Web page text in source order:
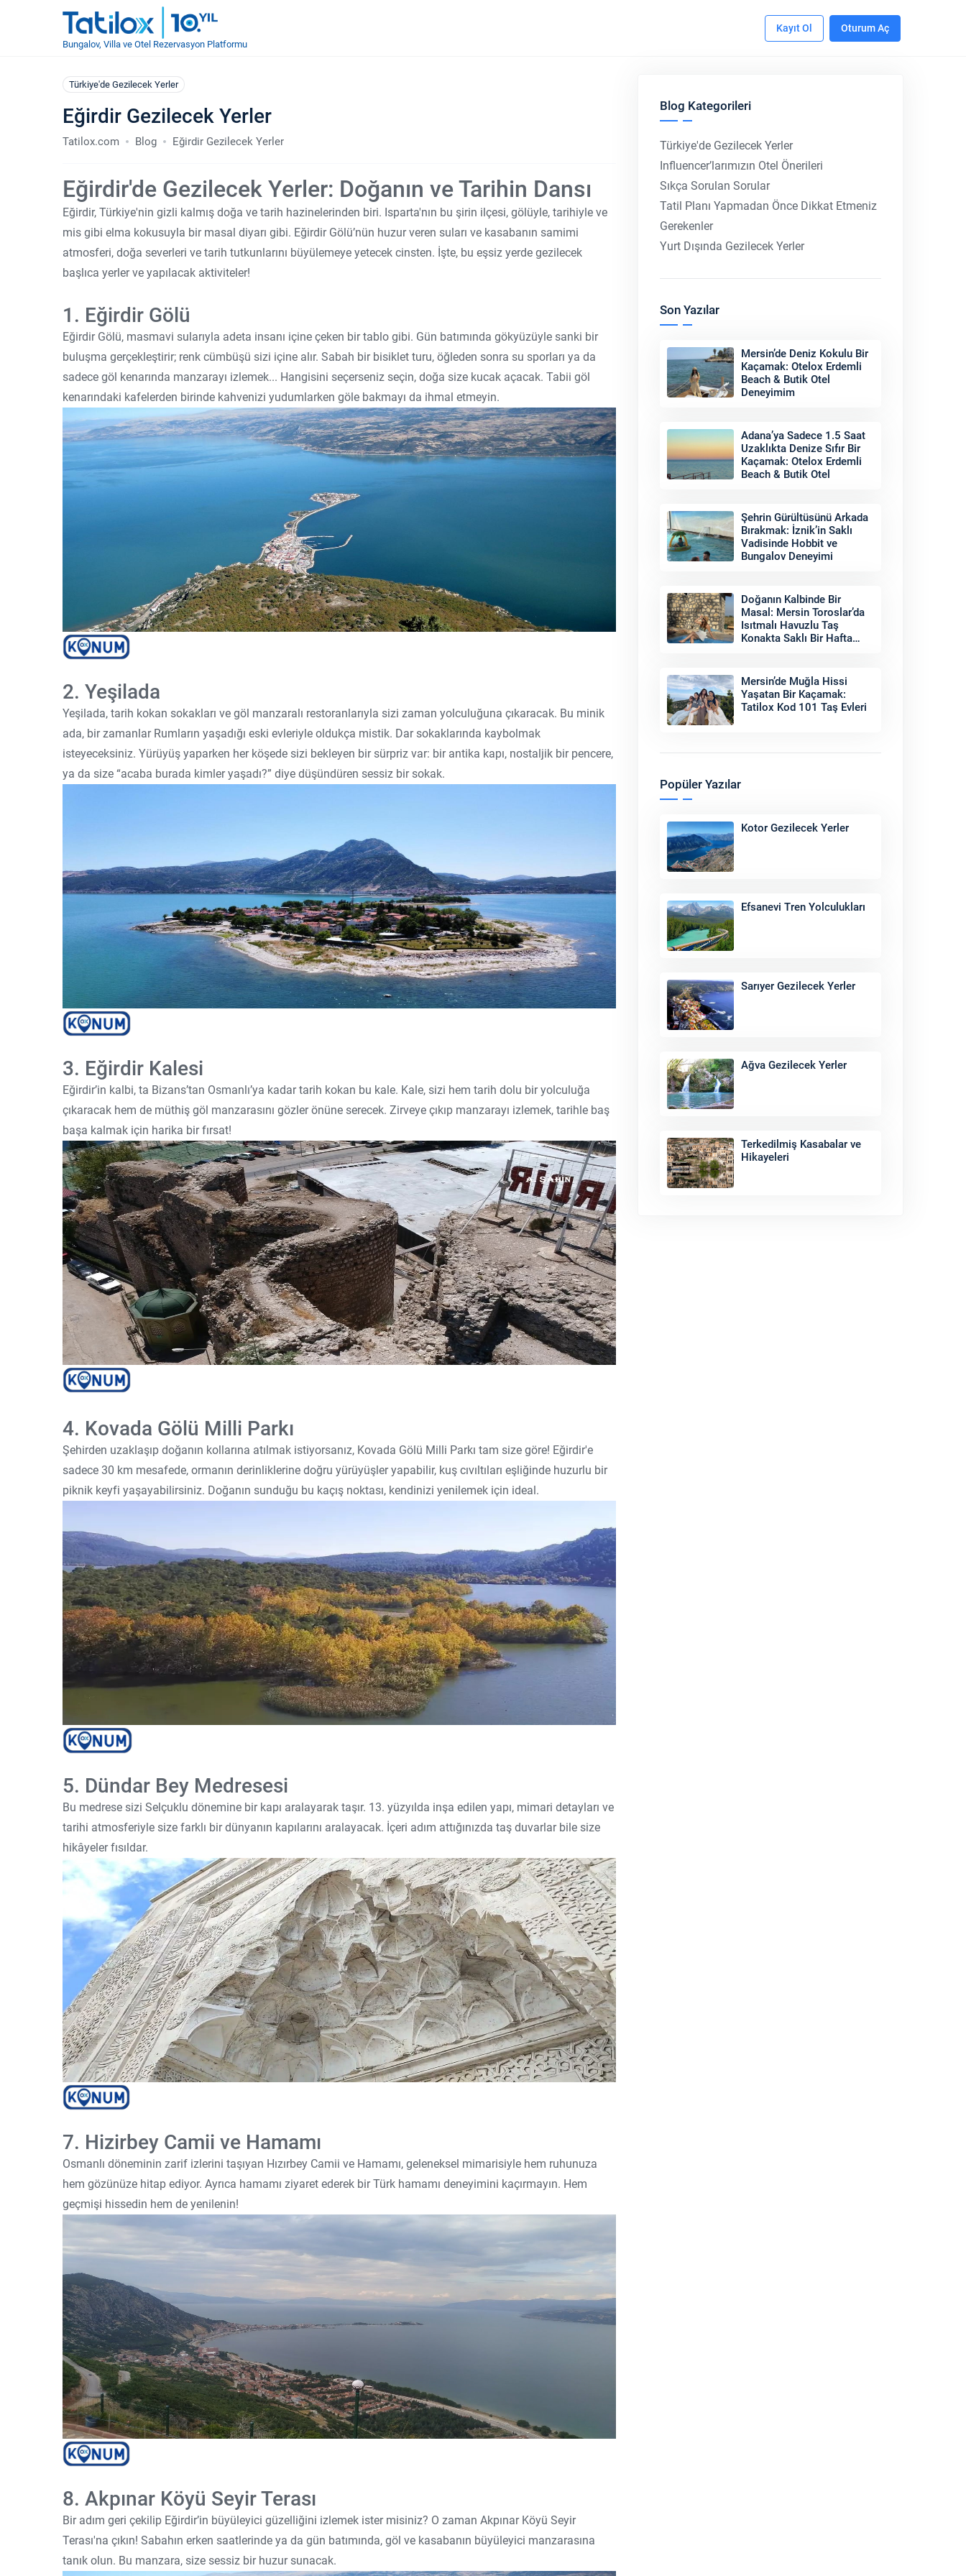
Bungalov, Villa ve Otel Rezervasyon Platformu
Kayıt Ol Oturum Aç
Türkiye'de Gezilecek Yerler
Eğirdir Gezilecek Yerler
Tatilox.com Blog Eğirdir Gezilecek Yerler
Eğirdir'de Gezilecek Yerler: Doğanın ve Tarihin Dansı
Eğirdir, Türkiye'nin gizli kalmış doğa ve tarih hazinelerinden biri. Isparta'nın bu şirin ilçesi, gölüyle, tarihiyle ve
mis gibi elma kokusuyla bir masal diyarı gibi. Eğirdir Gölü’nün huzur veren suları ve kasabanın samimi
atmosferi, doğa severleri ve tarih tutkunlarını büyülemeye yetecek cinsten. İşte, bu eşsiz yerde gezilecek
başlıca yerler ve yapılacak aktiviteler!
1. Eğirdir Gölü
Eğirdir Gölü, masmavi sularıyla adeta insanı içine çeken bir tablo gibi. Gün batımında gökyüzüyle sanki bir
buluşma gerçekleştirir; renk cümbüşü sizi içine alır. Sabah bir bisiklet turu, öğleden sonra su sporları ya da
sadece göl kenarında manzarayı izlemek... Hangisini seçerseniz seçin, doğa size kucak açacak. Tabii göl
kenarındaki kafelerden birinde kahvenizi yudumlarken göle bakmayı da ihmal etmeyin.
2. Yeşilada
Yeşilada, tarih kokan sokakları ve göl manzaralı restoranlarıyla sizi zaman yolculuğuna çıkaracak. Bu minik
ada, bir zamanlar Rumların yaşadığı eski evleriyle oldukça mistik. Dar sokaklarında kaybolmak
isteyeceksiniz. Yürüyüş yaparken her köşede sizi bekleyen bir sürpriz var: bir antika kapı, nostaljik bir pencere,
ya da size “acaba burada kimler yaşadı?” diye düşündüren sessiz bir sokak.
3. Eğirdir Kalesi
Eğirdir’in kalbi, ta Bizans’tan Osmanlı’ya kadar tarih kokan bu kale. Kale, sizi hem tarih dolu bir yolculuğa
çıkaracak hem de müthiş göl manzarasını gözler önüne serecek. Zirveye çıkıp manzarayı izlemek, tarihle baş
başa kalmak için harika bir fırsat!
4. Kovada Gölü Milli Parkı
Şehirden uzaklaşıp doğanın kollarına atılmak istiyorsanız, Kovada Gölü Milli Parkı tam size göre! Eğirdir'e
sadece 30 km mesafede, ormanın derinliklerine doğru yürüyüşler yapabilir, kuş cıvıltıları eşliğinde huzurlu bir
piknik keyfi yaşayabilirsiniz. Doğanın sunduğu bu kaçış noktası, kendinizi yenilemek için ideal.
5. Dündar Bey Medresesi
Bu medrese sizi Selçuklu dönemine bir kapı aralayarak taşır. 13. yüzyılda inşa edilen yapı, mimari detayları ve
tarihi atmosferiyle size farklı bir dünyanın kapılarını aralayacak. İçeri adım attığınızda taş duvarlar bile size
hikâyeler fısıldar.
7. Hizirbey Camii ve Hamamı
Osmanlı döneminin zarif izlerini taşıyan Hızırbey Camii ve Hamamı, geleneksel mimarisiyle hem ruhunuza
hem gözünüze hitap ediyor. Ayrıca hamamı ziyaret ederek bir Türk hamamı deneyimini kaçırmayın. Hem
geçmişi hissedin hem de yenilenin!
8. Akpınar Köyü Seyir Terası
Bir adım geri çekilip Eğirdir’in büyüleyici güzelliğini izlemek ister misiniz? O zaman Akpınar Köyü Seyir
Terası'na çıkın! Sabahın erken saatlerinde ya da gün batımında, göl ve kasabanın büyüleyici manzarasına
tanık olun. Bu manzara, size sessiz bir huzur sunacak.
Blog Kategorileri
Türkiye'de Gezilecek Yerler
Influencer’larımızın Otel Önerileri
Sıkça Sorulan Sorular
Tatil Planı Yapmadan Önce Dikkat Etmeniz
Gerekenler
Yurt Dışında Gezilecek Yerler
Son Yazılar
Mersin’de Deniz Kokulu Bir
Kaçamak: Otelox Erdemli
Beach & Butik Otel
Deneyimim
Adana’ya Sadece 1.5 Saat
Uzaklıkta Denize Sıfır Bir
Kaçamak: Otelox Erdemli
Beach & Butik Otel
Şehrin Gürültüsünü Arkada
Bırakmak: İznik’in Saklı
Vadisinde Hobbit ve
Bungalov Deneyimi
Doğanın Kalbinde Bir
Masal: Mersin Toroslar’da
Isıtmalı Havuzlu Taş
Konakta Saklı Bir Hafta
Mersin’de Muğla Hissi
Yaşatan Bir Kaçamak:
Tatilox Kod 101 Taş Evleri
Popüler Yazılar
Kotor Gezilecek Yerler
Efsanevi Tren Yolculukları
Sarıyer Gezilecek Yerler
Ağva Gezilecek Yerler
Terkedilmiş Kasabalar ve
Hikayeleri